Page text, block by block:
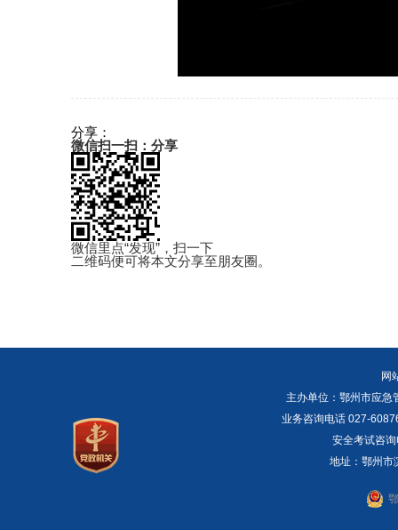
分享：
微信扫一扫：分享
微信里点“发现”，扫一下
二维码便可将本文分享至朋友圈。
网
主办单位：鄂州市应
业务咨询电话 027-
安全考试咨
地址：鄂州市